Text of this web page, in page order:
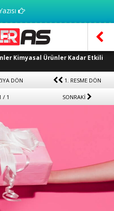
Kimyasal Ürünler Kadar Etkili
DÖN 1. RESME DÖN
/ 1 SONRAKİ